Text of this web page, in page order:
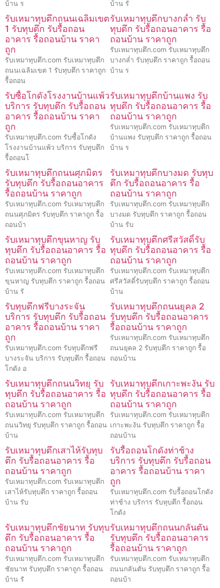
บ้าน ร บ้าน รั
รับเหมาทุบตึกถนนเฉลิมเขต
1 รับทุบตึก รับรื้อถอน
อาคาร รื้อถอนบ้าน ราคา
ถูก
รับเหมาทุบตึก.com รับเหมาทุบตึก
ถนนเฉลิมเขต 1 รับทุบตึก ราคาถูก
รื้อถอน
รับเหมาทุบตึกบางกล่ำ รับ
ทุบตึก รับรื้อถอนอาคาร รื้อ
ถอนบ้าน ราคาถูก
รับเหมาทุบตึก.com รับเหมาทุบตึก
บางกล่ำ รับทุบตึก ราคาถูก รื้อถอน
บ้าน ร
รับซื้อโกดังโรงงานบ้านแพ้ว
บริการ รับทุบตึก รับรื้อถอน
อาคาร รื้อถอนบ้าน ราคา
ถูก
รับเหมาทุบตึก.com รับซื้อโกดัง
โรงงานบ้านแพ้ว บริการ รับทุบตึก
รื้อถอนโ
รับเหมาทุบตึกบ้านแพง รับ
ทุบตึก รับรื้อถอนอาคาร รื้อ
ถอนบ้าน ราคาถูก
รับเหมาทุบตึก.com รับเหมาทุบตึก
บ้านแพง รับทุบตึก ราคาถูก รื้อถอน
บ้าน ร
รับเหมาทุบตึกถนนศุภมิตร
รับทุบตึก รับรื้อถอนอาคาร
รื้อถอนบ้าน ราคาถูก
รับเหมาทุบตึก.com รับเหมาทุบตึก
ถนนศุภมิตร รับทุบตึก ราคาถูก รื้อ
ถอนบ้า
รับเหมาทุบตึกบางมด รับทุบ
ตึก รับรื้อถอนอาคาร รื้อ
ถอนบ้าน ราคาถูก
รับเหมาทุบตึก.com รับเหมาทุบตึก
บางมด รับทุบตึก ราคาถูก รื้อถอน
บ้าน รับ
รับเหมาทุบตึกขุนหาญ รับ
ทุบตึก รับรื้อถอนอาคาร รื้อ
ถอนบ้าน ราคาถูก
รับเหมาทุบตึก.com รับเหมาทุบตึก
ขุนหาญ รับทุบตึก ราคาถูก รื้อถอน
บ้าน รั
รับเหมาทุบตึกศรีสวัสดิ์รับ
ทุบตึก รับรื้อถอนอาคาร รื้อ
ถอนบ้าน ราคาถูก
รับเหมาทุบตึก.com รับเหมาทุบตึก
ศรีสวัสดิ์รับทุบตึก ราคาถูก รื้อถอน
บ้าน
รับทุบตึกฟรีบางระจัน
บริการ รับทุบตึก รับรื้อถอน
อาคาร รื้อถอนบ้าน ราคา
ถูก
รับเหมาทุบตึก.com รับทุบตึกฟรี
บางระจัน บริการ รับทุบตึก รื้อถอน
โกดัง อ
รับเหมาทุบตึกถนนยุคล 2
รับทุบตึก รับรื้อถอนอาคาร
รื้อถอนบ้าน ราคาถูก
รับเหมาทุบตึก.com รับเหมาทุบตึก
ถนนยุคล 2 รับทุบตึก ราคาถูก รื้อ
ถอนบ้าน
รับเหมาทุบตึกถนนวิทยุ รับ
ทุบตึก รับรื้อถอนอาคาร รื้อ
ถอนบ้าน ราคาถูก
รับเหมาทุบตึก.com รับเหมาทุบตึก
ถนนวิทยุ รับทุบตึก ราคาถูก รื้อถอน
บ้าน
รับเหมาทุบตึกเกาะพะงัน รับ
ทุบตึก รับรื้อถอนอาคาร รื้อ
ถอนบ้าน ราคาถูก
รับเหมาทุบตึก.com รับเหมาทุบตึก
เกาะพะงัน รับทุบตึก ราคาถูก รื้อ
ถอนบ้าน
รับเหมาทุบตึกเสาไห้รับทุบ
ตึก รับรื้อถอนอาคาร รื้อ
ถอนบ้าน ราคาถูก
รับเหมาทุบตึก.com รับเหมาทุบตึก
เสาไห้รับทุบตึก ราคาถูก รื้อถอน
บ้าน รับ
รับรื้อถอนโกดังท่าช้าง
บริการ รับทุบตึก รับรื้อถอน
อาคาร รื้อถอนบ้าน ราคา
ถูก
รับเหมาทุบตึก.com รับรื้อถอนโกดัง
ท่าช้าง บริการ รับทุบตึก รื้อถอน
โกดัง
รับเหมาทุบตึกชัยนาท รับทุบ
ตึก รับรื้อถอนอาคาร รื้อ
ถอนบ้าน ราคาถูก
รับเหมาทุบตึก.com รับเหมาทุบตึก
ชัยนาท รับทุบตึก ราคาถูก รื้อถอน
บ้าน รั
รับเหมาทุบตึกถนนกลันตัน
รับทุบตึก รับรื้อถอนอาคาร
รื้อถอนบ้าน ราคาถูก
รับเหมาทุบตึก.com รับเหมาทุบตึก
ถนนกลันตัน รับทุบตึก ราคาถูก รื้อ
ถอนบ้า